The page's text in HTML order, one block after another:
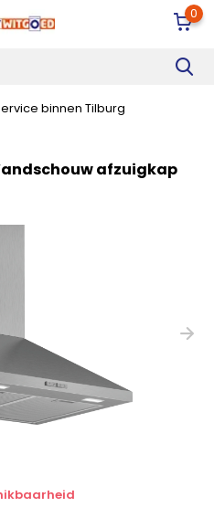
0
binnen Tilburg
afzuigkap